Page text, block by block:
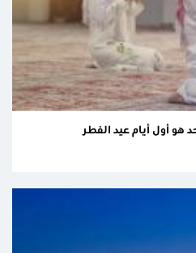
هو أول أيام عيد الفطر